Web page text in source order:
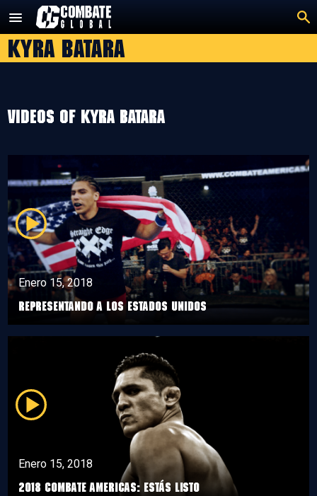
contenido
kyra batara
Videos of kyra batara
Enero 15, 2018
Representando a los estados Unidos
Enero 15, 2018
2018 Combate Americas: Estás listo